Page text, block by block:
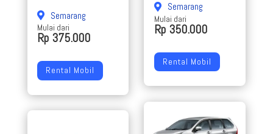
Semarang
Mulai dari
Rp 375.000
Rental Mobil
Semarang
Mulai dari
Rp 350.000
Rental Mobil